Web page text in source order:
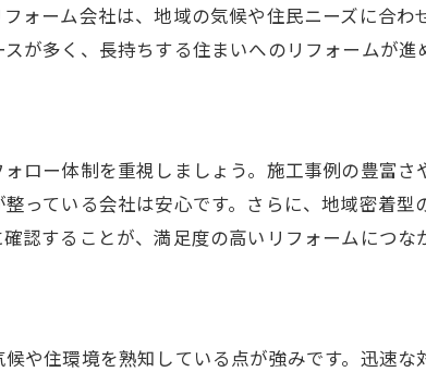
ォーム会社は、地域の気候や住民ニーズに合わ
が多く、長持ちする住まいへのリフォームが進
ロー体制を重視しましょう。施工事例の豊富さ
っている会社は安心です。さらに、地域密着
することが、満足度の高いリフォームにつな
や住環境を熟知している点が強みです。迅速